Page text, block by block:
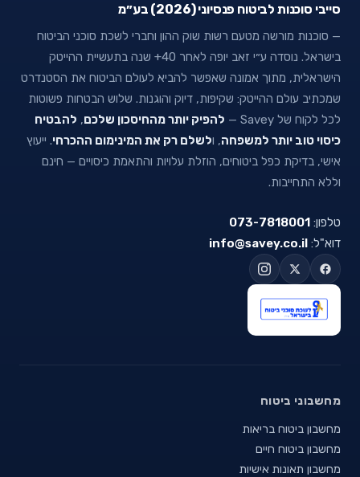
סייבי סוכנות לביטוח פנסיוני (2026) בע״מ
— סוכנות מורשה מטעם רשות שוק ההון וחברי לשכת סוכני הביטוח
בישראל. נוסדה ע״י זאב יופה לאחר 40+ שנה בתעשיית ההייטק
הישראלית, מתוך אמונה שאפשר להביא לעולם הביטוח את הסטנדרט
שמכתיב עולם ההייטק: שקיפות, דיוק והוגנות. שלוש הבטחות פשוטות
לכל לקוח של Savey —
להפיק יותר מהחיסכון שלכם, להבטיח
כיסוי טוב יותר למשפחה, ולשלם רק את המינימום ההכרחי. ייעוץ
אישי, בדיקת כפל ביטוחים, הוזלת עלויות והתאמת כיסויים — חינם
וללא התחייבות.
טלפון: 073-7818001
דוא"ל: info@savey.co.il
מחשבוני ביטוח
מחשבון ביטוח בריאות
מחשבון ביטוח חיים
מחשבון תאונות אישיות